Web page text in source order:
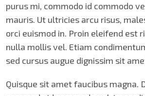
purus mi, commodo id commodo
mauris. Ut ultricies arcu risus,
orci euismod in. Proin eleifend est
nulla mollis vel. Etiam
sed cursus augue dignissim sit
Quisque sit amet faucibus magna.